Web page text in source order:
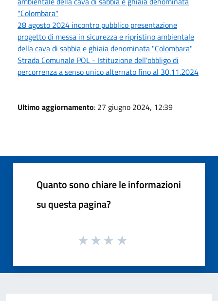
"Colombara"
28 agosto 2024 incontro pubblico presentazione
progetto di messa in sicurezza e ripristino ambientale
della cava di sabbia e ghiaia denominata "Colombara"
Strada Comunale POL - Istituzione dell'obbligo di
percorrenza a senso unico alternato fino al 30.11.2024
Ultimo aggiornamento: 27 giugno 2024, 12:39
Quanto sono chiare le informazioni
su questa pagina?